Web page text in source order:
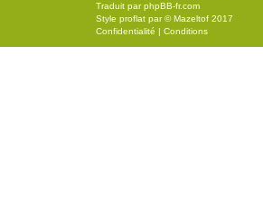
Traduit parphpBB-fr.com
Style proflat par ©Mazeltof 2017
Confidentialité | Conditions